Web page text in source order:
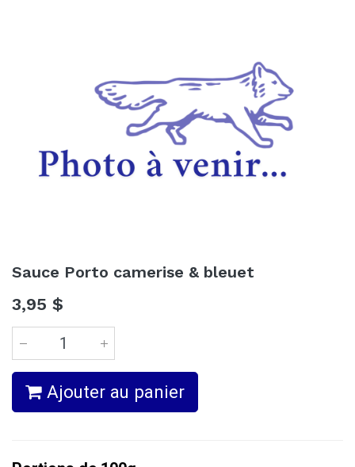
Sauce Porto camerise & bleuet
3,95 $
Ajouter au panier